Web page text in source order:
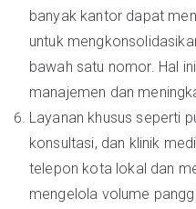
banyak kantor dapat
untuk
bawah satu nomor. Hal
manajemen dan
Layanan khusus seperti
konsultasi, dan klinik
telepon kota lokal dan
mengelola volume